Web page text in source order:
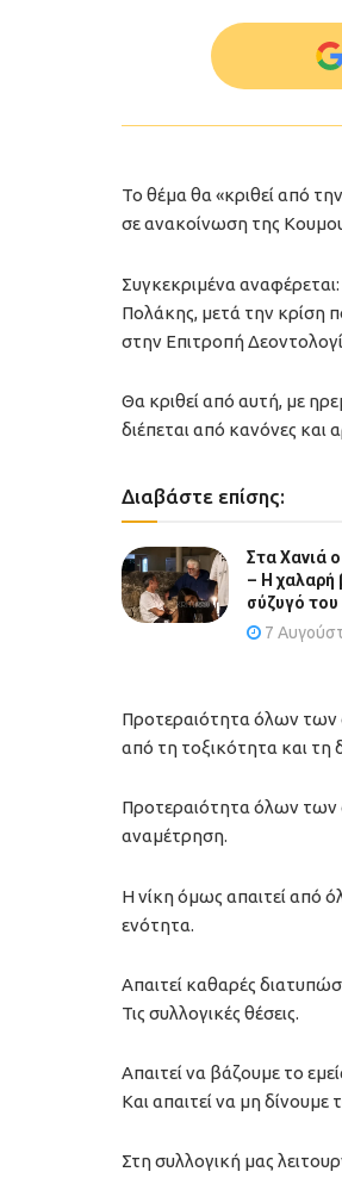
Το θέμα θα «κριθεί από
σε ανακοίνωση της
Συγκεκριμένα
Πολάκης, μετά την κρίση
στην Επιτροπή
Θα κριθεί από αυτή, με
διέπεται από κανόνες και
Διαβάστε επίσης:
Στα Χανιά
– Η χαλαρή
σύζυγό
7
Προτεραιότητα όλων των
από τη τοξικότητα και τη
Προτεραιότητα όλων των
αναμέτρηση.
Η νίκη όμως απαιτεί από
ενότητα.
Απαιτεί καθαρές
Τις συλλογικές θέσεις.
Απαιτεί να βάζουμε το
Και απαιτεί να μη δίνουμε
Στη συλλογική μας